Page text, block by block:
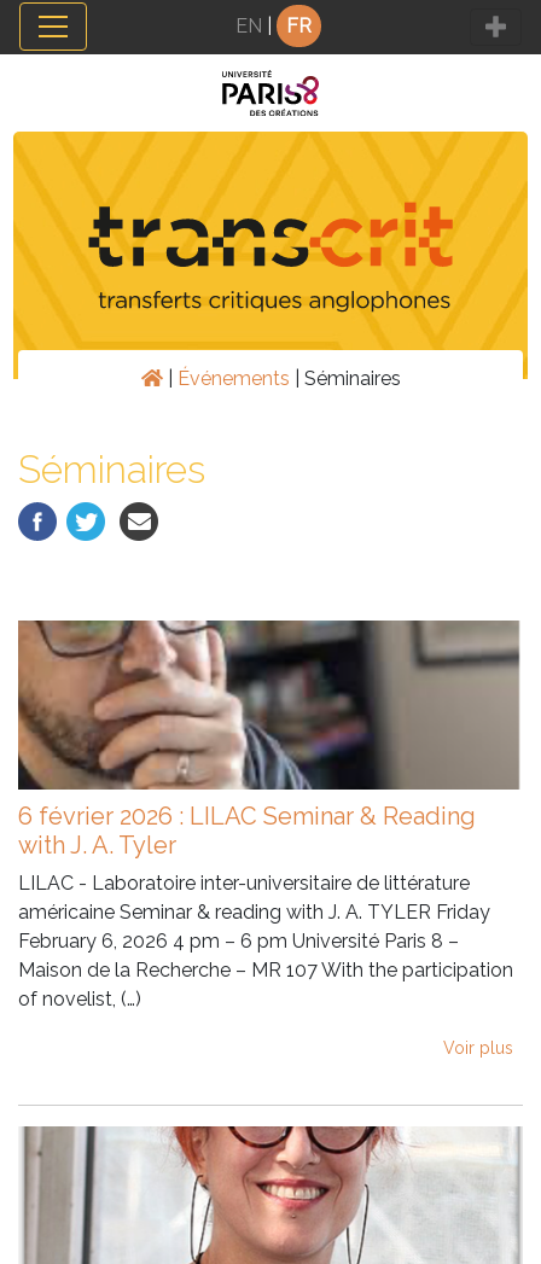
Panneau de gestion des cookies
EN FR
Événements Séminaires
Séminaires
6 février 2026 : LILAC Seminar & Reading
with J. A. Tyler
LILAC - Laboratoire inter-universitaire de littérature
américaine Seminar & reading with J. A. TYLER Friday
February 6, 2026 4 pm – 6 pm Université Paris 8 –
Maison de la Recherche – MR 107 With the participation
of novelist, (…)
Voir plus